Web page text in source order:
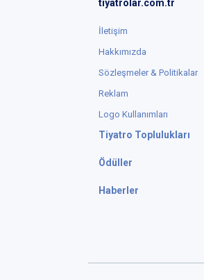
tiyatrolar.com.tr
İletişim
Hakkımızda
Sözleşmeler & Politikalar
Reklam
Logo Kullanımları
Tiyatro Toplulukları
Ödüller
Haberler